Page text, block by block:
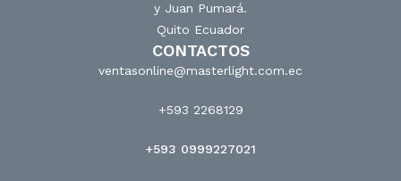
y Juan Pumará.
Quito Ecuador
CONTACTOS
ventasonline@masterlight.com.ec
+593 2268129
+593 0999227021